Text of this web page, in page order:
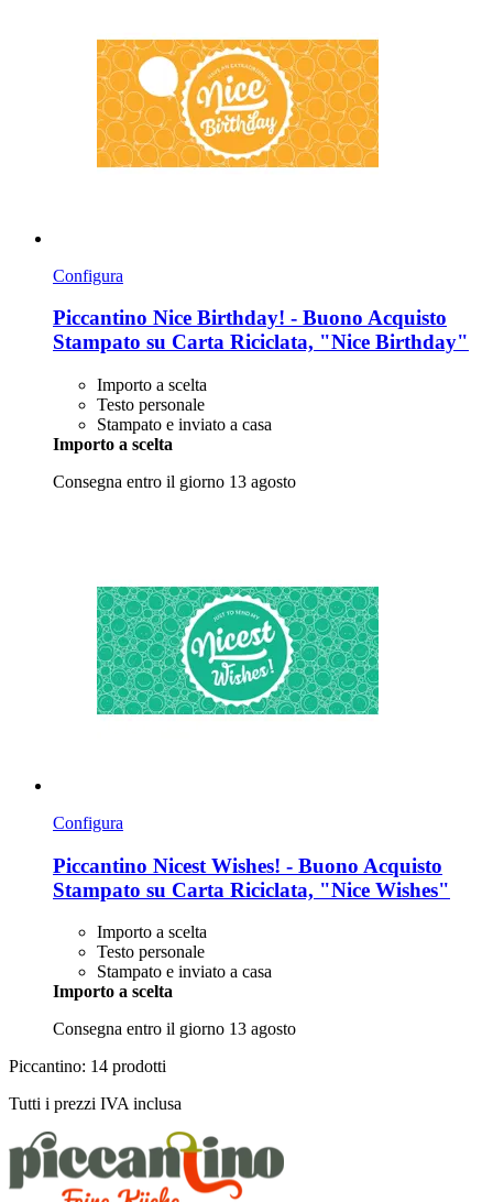
Configura
Piccantino Nice Birthday! -​ Buono Acquisto
Stampato su Carta Riciclata, "Nice Birthday"
Importo a scelta
Testo personale
Stampato e inviato a casa
Importo a scelta
Consegna entro il giorno 13 agosto
Configura
Piccantino Nicest Wishes! -​ Buono Acquisto
Stampato su Carta Riciclata, "Nice Wishes"
Importo a scelta
Testo personale
Stampato e inviato a casa
Importo a scelta
Consegna entro il giorno 13 agosto
Piccantino: 14 prodotti
Tutti i prezzi IVA inclusa